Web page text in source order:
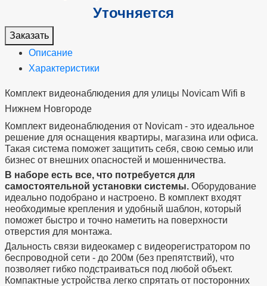
Уточняется
Заказать
Описание
Характеристики
Комплект видеонаблюдения для улицы Novicam Wifi в
Нижнем Новгороде
Комплект видеонаблюдения от Novicam - это идеальное
решение для оснащения квартиры, магазина или офиса.
Такая система поможет защитить себя, свою семью или
бизнес от внешних опасностей и мошенничества.
В наборе есть все, что потребуется для
самостоятельной установки системы.Оборудование
идеально подобрано и настроено. В комплект входят
необходимые крепления и удобный шаблон, который
поможет быстро и точно наметить на поверхности
отверстия для монтажа.
Дальность связи видеокамер с видеорегистратором по
беспроводной сети - до 200м (без препятствий), что
позволяет гибко подстраиваться под любой объект.
Компактные устройства легко спрятать от посторонних